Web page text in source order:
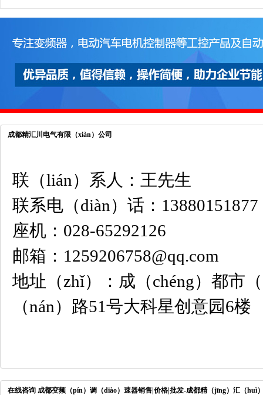
成都精汇川电气有限（xiàn）公司
联（lián）系人：王先生
联系电（diàn）话：13880151877
座机：028-65292126
邮箱：1259206758@qq.com
地址（zhǐ）：成（chéng）都市
（nán）路51号大科星创意园6楼
在线咨询 成都变频（pín）调（diào）速器销售|价格|批发-成都精（jīng）汇（huì